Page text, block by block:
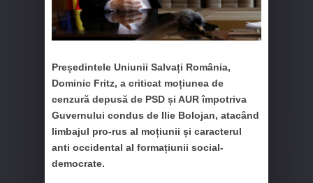
Președintele Uniunii Salvați România,
Dominic Fritz, a criticat moțiunea de
cenzură depusă de PSD și AUR împotriva
Guvernului condus de Ilie Bolojan, atacând
limbajul pro-rus al moțiunii și caracterul
anti occidental al formațiunii social-
democrate.